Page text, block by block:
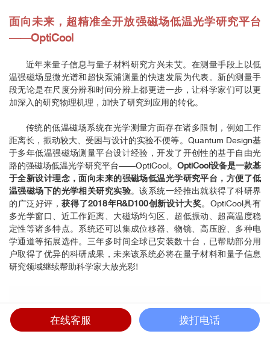
面向未来，超精准全开放强磁场低温光学研究平台
——OptiCool
近年来量子信息与量子材料研究方兴未艾。在测量手段上以低
温强磁场显微光谱和超快泵浦测量的快速发展为代表。新的测量手
段无论是在尺度分辨和时间分辨上都更进一步，让科学家们可以更
加深入的研究物理机理，加快了研究到应用的转化。
传统的低温磁场系统在光学测量方面存在诸多限制，例如工作
距离长，振动较大、受困与设计的实验不便等。Quantum Design基
于多年低温强磁场测量平台设计经验，开发了开创性的基于自由光
路的强磁场低温光学研究平台——OptiCool。 OptiCool设备是一款基
于全新设计理念，面向未来的强磁场低温光学研究平台，方便了低
温强磁场下的光学相关研究实验。该系统一经推出就获得了科研界
的广泛好评，获得了2018年R&D100创新设计大奖。OptiCool具有
多光学窗口、近工作距离、大磁场均匀区、超低振动、超高温度稳
定性等诸多特点。系统还可以集成位移器、物镜、高压腔、多种电
学通道等拓展选件。三年多时间全球已安装数十台，已帮助部分用
户取得了优异的科研成果，未来该系统必将在量子材料和量子信息
研究领域继续帮助科学家大放光彩!
在线客服 拨打电话